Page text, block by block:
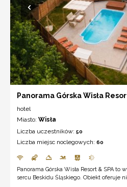
Panorama Górska Wisła
hotel
Miasto: Wisła
Liczba uczestników: 50
Liczba miejsc noclegowych: 60
Panorama Górska Wisła Resort & SPA
sercu Beskidu Śląskiego. Obiekt oferuje